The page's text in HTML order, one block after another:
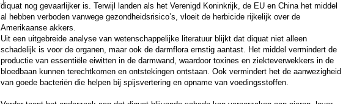
diquat nog gevaarlijker is. Terwijl landen als het Verenigd Koninkrijk, de EU en China het middel
al hebben verboden vanwege gezondheidsrisico’s, vloeit de herbicide rijkelijk over de
Amerikaanse akkers.
Uit een uitgebreide analyse van wetenschappelijke literatuur blijkt dat diquat niet alleen
schadelijk is voor de organen, maar ook de darmflora ernstig aantast. Het middel vermindert de
productie van essentiële eiwitten in de darmwand, waardoor toxines en ziekteverwekkers in de
bloedbaan kunnen terechtkomen en ontstekingen ontstaan. Ook vermindert het de aanwezigheid
van goede bacteriën die helpen bij spijsvertering en opname van voedingsstoffen.